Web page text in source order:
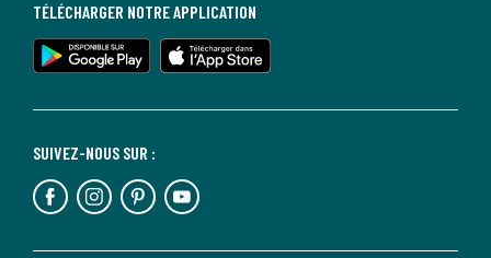
SUIVEZ-NOUS SUR :
TÉLÉCHARGER NOTRE APPLICATION